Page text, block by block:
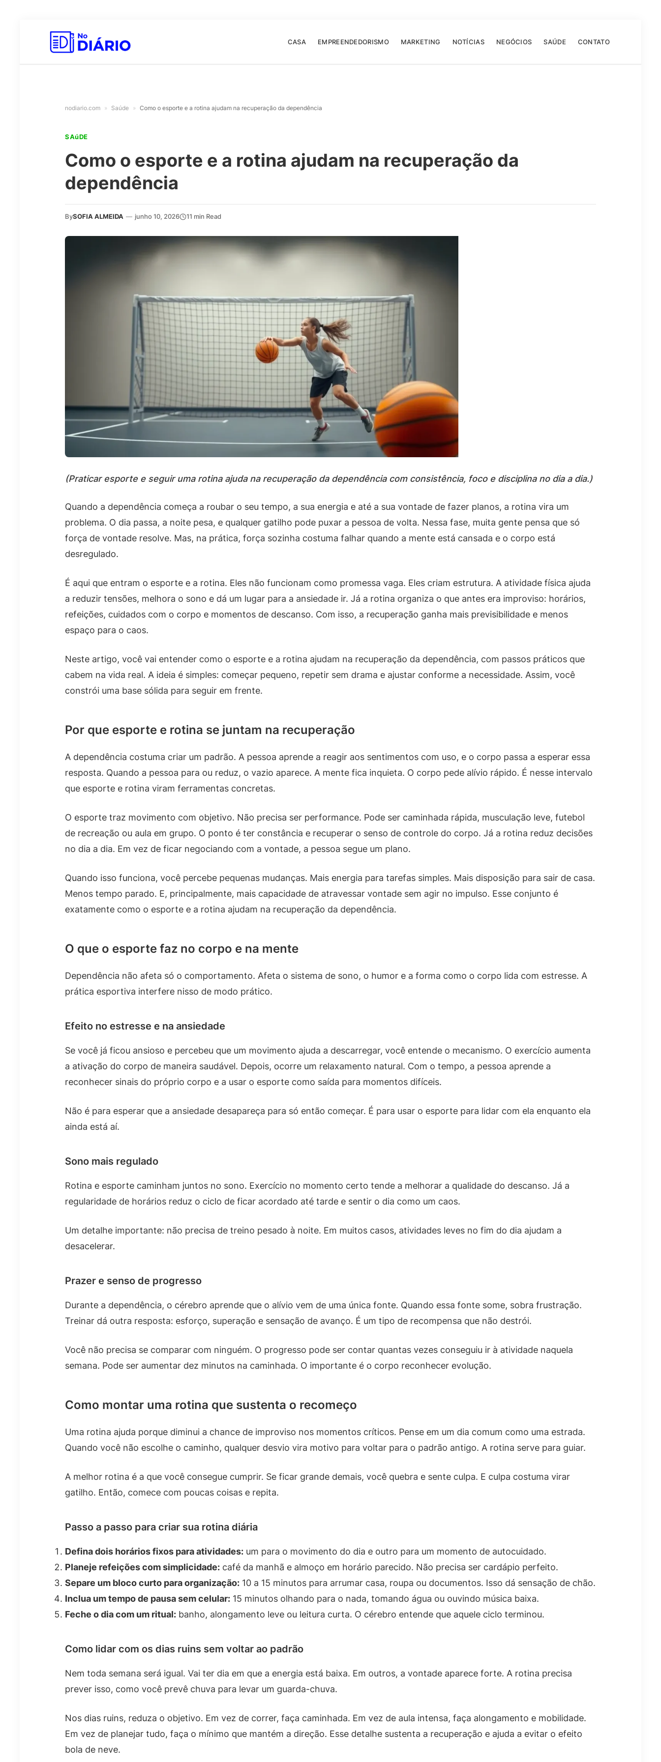
CASA EMPREENDEDORISMO MARKETING NOTÍCIAS NEGÓCIOS SAÚDE CONTATO
nodiario.com » Saúde » Como o esporte e a rotina ajudam na recuperação da dependência
SAúDE
Como o esporte e a rotina ajudam na recuperação da
dependência
BySOFIA ALMEIDA — junho 10, 2026 11 min Read
(Praticar esporte e seguir uma rotina ajuda na recuperação da dependência com consistência, foco e disciplina no dia a dia.)
Quando a dependência começa a roubar o seu tempo, a sua energia e até a sua vontade de fazer planos, a rotina vira um
problema. O dia passa, a noite pesa, e qualquer gatilho pode puxar a pessoa de volta. Nessa fase, muita gente pensa que só
força de vontade resolve. Mas, na prática, força sozinha costuma falhar quando a mente está cansada e o corpo está
desregulado.
É aqui que entram o esporte e a rotina. Eles não funcionam como promessa vaga. Eles criam estrutura. A atividade física ajuda
a reduzir tensões, melhora o sono e dá um lugar para a ansiedade ir. Já a rotina organiza o que antes era improviso: horários,
refeições, cuidados com o corpo e momentos de descanso. Com isso, a recuperação ganha mais previsibilidade e menos
espaço para o caos.
Neste artigo, você vai entender como o esporte e a rotina ajudam na recuperação da dependência, com passos práticos que
cabem na vida real. A ideia é simples: começar pequeno, repetir sem drama e ajustar conforme a necessidade. Assim, você
constrói uma base sólida para seguir em frente.
Por que esporte e rotina se juntam na recuperação
A dependência costuma criar um padrão. A pessoa aprende a reagir aos sentimentos com uso, e o corpo passa a esperar essa
resposta. Quando a pessoa para ou reduz, o vazio aparece. A mente fica inquieta. O corpo pede alívio rápido. É nesse intervalo
que esporte e rotina viram ferramentas concretas.
O esporte traz movimento com objetivo. Não precisa ser performance. Pode ser caminhada rápida, musculação leve, futebol
de recreação ou aula em grupo. O ponto é ter constância e recuperar o senso de controle do corpo. Já a rotina reduz decisões
no dia a dia. Em vez de ficar negociando com a vontade, a pessoa segue um plano.
Quando isso funciona, você percebe pequenas mudanças. Mais energia para tarefas simples. Mais disposição para sair de casa.
Menos tempo parado. E, principalmente, mais capacidade de atravessar vontade sem agir no impulso. Esse conjunto é
exatamente como o esporte e a rotina ajudam na recuperação da dependência.
O que o esporte faz no corpo e na mente
Dependência não afeta só o comportamento. Afeta o sistema de sono, o humor e a forma como o corpo lida com estresse. A
prática esportiva interfere nisso de modo prático.
Efeito no estresse e na ansiedade
Se você já ficou ansioso e percebeu que um movimento ajuda a descarregar, você entende o mecanismo. O exercício aumenta
a ativação do corpo de maneira saudável. Depois, ocorre um relaxamento natural. Com o tempo, a pessoa aprende a
reconhecer sinais do próprio corpo e a usar o esporte como saída para momentos difíceis.
Não é para esperar que a ansiedade desapareça para só então começar. É para usar o esporte para lidar com ela enquanto ela
ainda está aí.
Sono mais regulado
Rotina e esporte caminham juntos no sono. Exercício no momento certo tende a melhorar a qualidade do descanso. Já a
regularidade de horários reduz o ciclo de ficar acordado até tarde e sentir o dia como um caos.
Um detalhe importante: não precisa de treino pesado à noite. Em muitos casos, atividades leves no fim do dia ajudam a
desacelerar.
Prazer e senso de progresso
Durante a dependência, o cérebro aprende que o alívio vem de uma única fonte. Quando essa fonte some, sobra frustração.
Treinar dá outra resposta: esforço, superação e sensação de avanço. É um tipo de recompensa que não destrói.
Você não precisa se comparar com ninguém. O progresso pode ser contar quantas vezes conseguiu ir à atividade naquela
semana. Pode ser aumentar dez minutos na caminhada. O importante é o corpo reconhecer evolução.
Como montar uma rotina que sustenta o recomeço
Uma rotina ajuda porque diminui a chance de improviso nos momentos críticos. Pense em um dia comum como uma estrada.
Quando você não escolhe o caminho, qualquer desvio vira motivo para voltar para o padrão antigo. A rotina serve para guiar.
A melhor rotina é a que você consegue cumprir. Se ficar grande demais, você quebra e sente culpa. E culpa costuma virar
gatilho. Então, comece com poucas coisas e repita.
Passo a passo para criar sua rotina diária
Defina dois horários fixos para atividades: um para o movimento do dia e outro para um momento de autocuidado.
Planeje refeições com simplicidade: café da manhã e almoço em horário parecido. Não precisa ser cardápio perfeito.
Separe um bloco curto para organização: 10 a 15 minutos para arrumar casa, roupa ou documentos. Isso dá sensação de chão.
Inclua um tempo de pausa sem celular: 15 minutos olhando para o nada, tomando água ou ouvindo música baixa.
Feche o dia com um ritual: banho, alongamento leve ou leitura curta. O cérebro entende que aquele ciclo terminou.
Como lidar com os dias ruins sem voltar ao padrão
Nem toda semana será igual. Vai ter dia em que a energia está baixa. Em outros, a vontade aparece forte. A rotina precisa
prever isso, como você prevê chuva para levar um guarda-chuva.
Nos dias ruins, reduza o objetivo. Em vez de correr, faça caminhada. Em vez de aula intensa, faça alongamento e mobilidade.
Em vez de planejar tudo, faça o mínimo que mantém a direção. Esse detalhe sustenta a recuperação e ajuda a evitar o efeito
bola de neve.